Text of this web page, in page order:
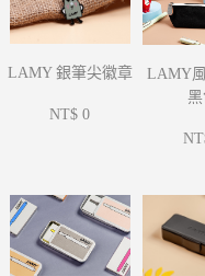
LAMY 銀筆尖徽章
NT$ 0
LAMY